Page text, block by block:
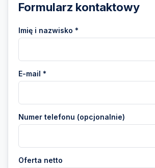
Formularz kontaktowy
Imię i nazwisko *
E-mail *
Numer telefonu (opcjonalnie)
Oferta netto